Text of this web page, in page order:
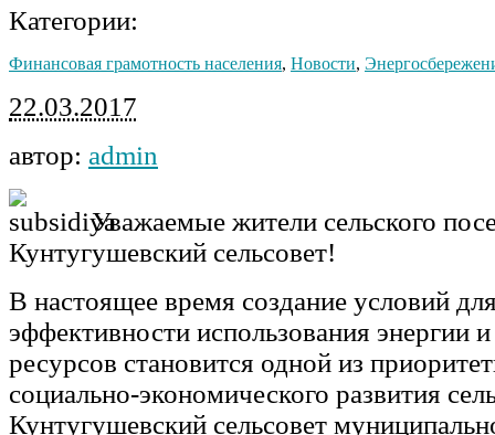
Категории:
Финансовая грамотность населения, Новости,
22.03.2017
автор: admin
Уважаемые жители сельского
Кунтугушевский сельсовет!
В настоящее время создание условий
эффективности использования энергии
ресурсов становится одной из
социально-экономического развития
Кунтугушевский сельсовет